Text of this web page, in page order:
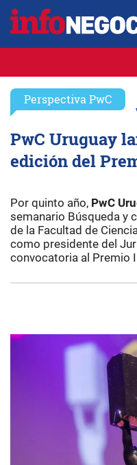
Perspectiva PwC
PwC Uruguay
edición del
Por quinto año, PwC
semanario Búsqueda y
de la Facultad de
como presidente del
convocatoria al Premio